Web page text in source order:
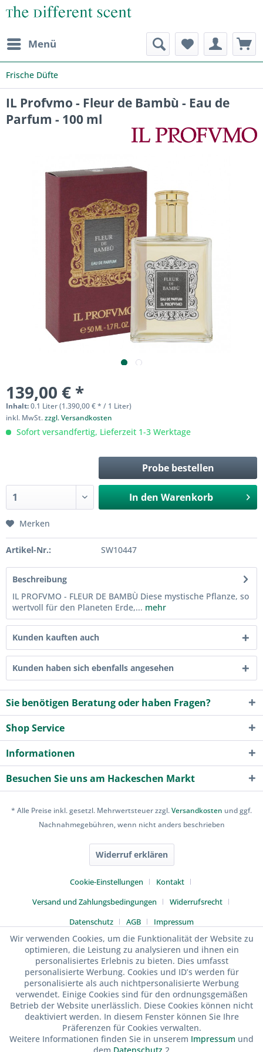
Menü
Frische Düfte
IL Profvmo - Fleur de Bambù - Eau de
Parfum - 100 ml
139,00 € *
Inhalt:0.1 Liter (1.390,00 € * / 1 Liter)
inkl. MwSt.zzgl. Versandkosten
Sofort versandfertig, Lieferzeit 1-3 Werktage
Probe bestellen
In den Warenkorb
Merken
Artikel-Nr.: SW10447
Beschreibung
IL PROFVMO - FLEUR DE BAMBÙ Diese mystische Pflanze, so
wertvoll für den Planeten Erde,... mehr
Kunden kauften auch
Kunden haben sich ebenfalls angesehen
Sie benötigen Beratung oder haben Fragen?
Shop Service
Informationen
Besuchen Sie uns am Hackeschen Markt
* Alle Preise inkl. gesetzl. Mehrwertsteuer zzgl.Versandkosten und ggf.
Nachnahmegebühren, wenn nicht anders beschrieben
Widerruf erklären
Cookie-Einstellungen
Kontakt
Versand und Zahlungsbedingungen
Widerrufsrecht
Datenschutz
AGB Impressum
Wir verwenden Cookies, um die Funktionalität der Website zu
optimieren, die Leistung zu analysieren und ihnen ein
personalisiertes Erlebnis zu bieten. Dies umfasst
personalisierte Werbung. Cookies und ID’s werden für
personalisierte als auch nichtpersonalisierte Werbung
verwendet. Einige Cookies sind für den ordnungsgemäßen
Betrieb der Website unerlässlich. Diese Cookies können nicht
deaktiviert werden. In diesem Fenster können Sie Ihre
Präferenzen für Cookies verwalten.
Weitere Informationen finden Sie in unserem Impressum und